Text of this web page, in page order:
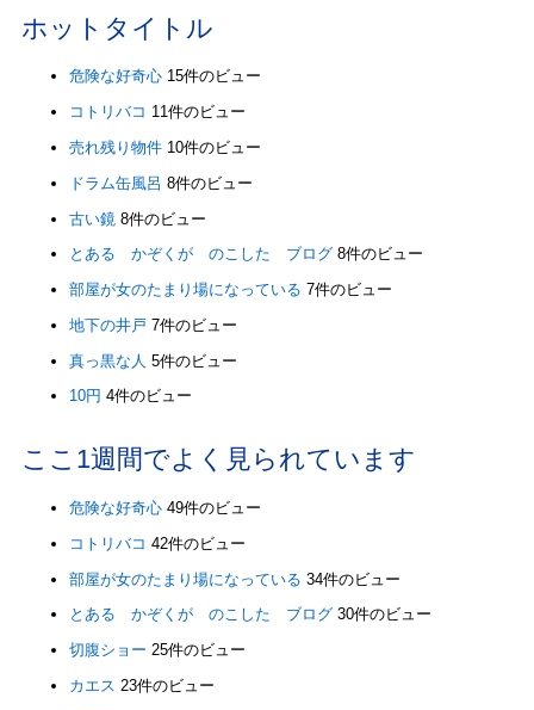
ホットタイトル
危険な好奇心 15件のビュー
コトリバコ 11件のビュー
売れ残り物件 10件のビュー
ドラム缶風呂 8件のビュー
古い鏡 8件のビュー
とある かぞくが のこした ブログ 8件のビュー
部屋が女のたまり場になっている 7件のビュー
地下の井戸 7件のビュー
真っ黒な人 5件のビュー
10円 4件のビュー
ここ1週間でよく見られています
危険な好奇心 49件のビュー
コトリバコ 42件のビュー
部屋が女のたまり場になっている 34件のビュー
とある かぞくが のこした ブログ 30件のビュー
切腹ショー 25件のビュー
カエス 23件のビュー